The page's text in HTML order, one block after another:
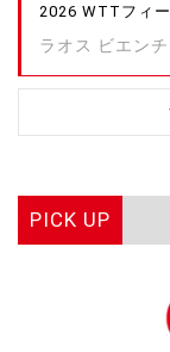
2026 WTTフィ
ラオス ビエン
PICK UP